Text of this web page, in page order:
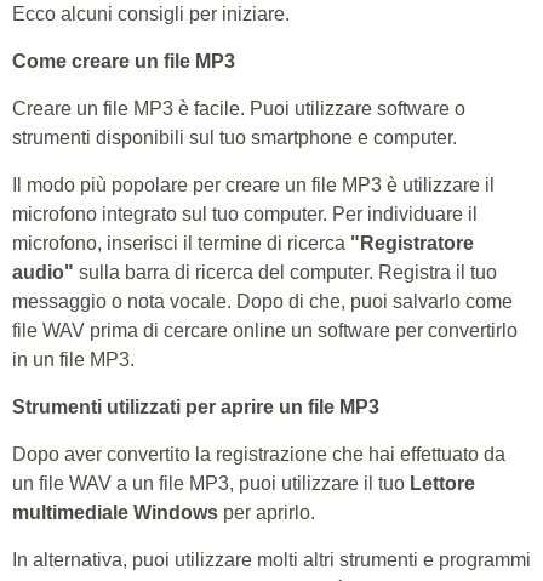
Ecco alcuni consigli per iniziare.
Come creare un file MP3
Creare un file MP3 è facile. Puoi utilizzare software o
strumenti disponibili sul tuo smartphone e computer.
Il modo più popolare per creare un file MP3 è utilizzare il
microfono integrato sul tuo computer. Per individuare il
microfono, inserisci il termine di ricerca "Registratore
audio" sulla barra di ricerca del computer. Registra il tuo
messaggio o nota vocale. Dopo di che, puoi salvarlo come
file WAV prima di cercare online un software per convertirlo
in un file MP3.
Strumenti utilizzati per aprire un file MP3
Dopo aver convertito la registrazione che hai effettuato da
un file WAV a un file MP3, puoi utilizzare il tuo Lettore
multimediale Windows per aprirlo.
In alternativa, puoi utilizzare molti altri strumenti e programmi